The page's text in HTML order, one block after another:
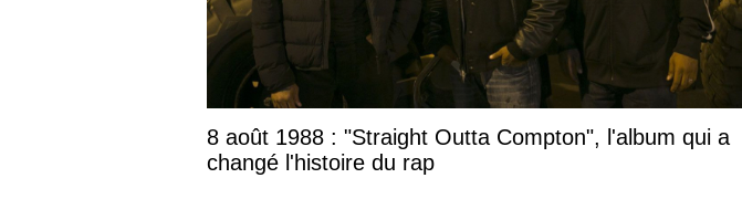
8 août 1988 : "Straight Outta Compton", l'album qui a
changé l'histoire du rap